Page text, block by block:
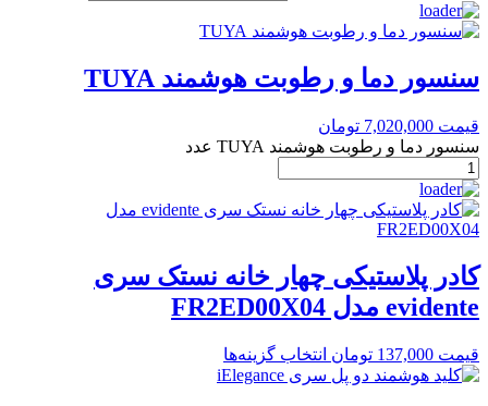
سنسور دما و رطوبت هوشمند TUYA
قیمت 7,020,000 تومان
سنسور دما و رطوبت هوشمند TUYA عدد
کادر پلاستیکی چهار خانه نستک سری
evidente مدل FR2ED00X04
قیمت 137,000 تومان انتخاب گزینه‌ها